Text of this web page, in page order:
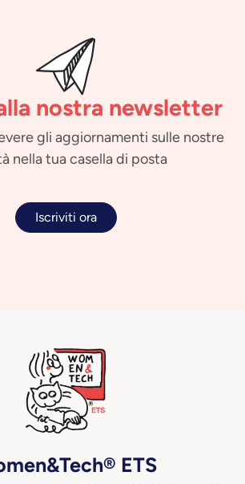
nostra newsletter
gli aggiornamenti sulle nostre
nella tua casella di posta
Iscriviti ora
ETS